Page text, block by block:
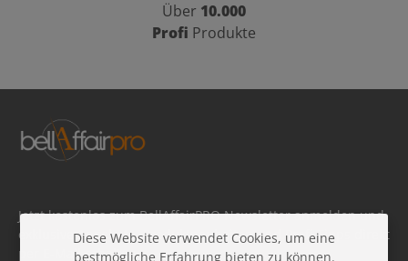
Über 10.000
Profi Produkte
Jetzt kostenlos zum BellAffairPRO Newsletter anmelden und
exklusive Angebote, Produktneuheiten und Profi-Tipps direkt
per E-Mail erhalten.
Diese Website verwendet Cookies, um eine
bestmögliche Erfahrung bieten zu können.